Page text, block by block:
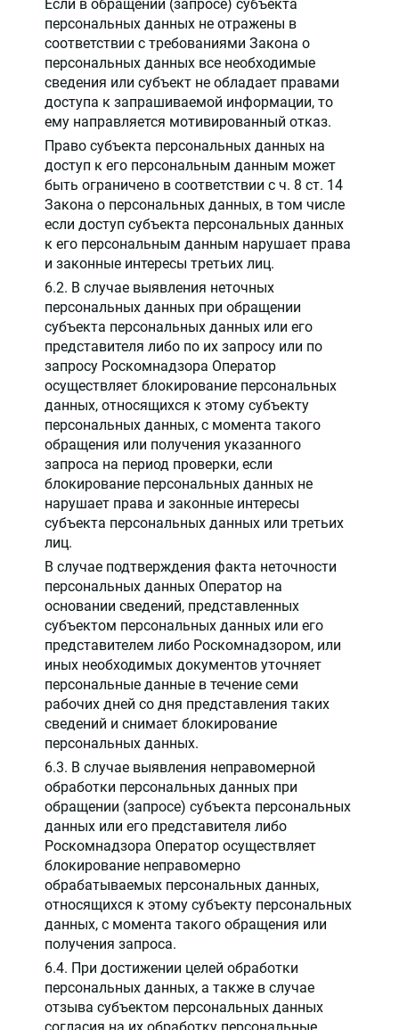
Если в обращении (запросе) субъекта
персональных данных не отражены в
соответствии с требованиями Закона о
персональных данных все необходимые
сведения или субъект не обладает правами
доступа к запрашиваемой информации, то
ему направляется мотивированный отказ.
Право субъекта персональных данных на
доступ к его персональным данным может
быть ограничено в соответствии с ч. 8 ст. 14
Закона о персональных данных, в том числе
если доступ субъекта персональных данных
к его персональным данным нарушает права
и законные интересы третьих лиц.
6.2. В случае выявления неточных
персональных данных при обращении
субъекта персональных данных или его
представителя либо по их запросу или по
запросу Роскомнадзора Оператор
осуществляет блокирование персональных
данных, относящихся к этому субъекту
персональных данных, с момента такого
обращения или получения указанного
запроса на период проверки, если
блокирование персональных данных не
нарушает права и законные интересы
субъекта персональных данных или третьих
лиц.
В случае подтверждения факта неточности
персональных данных Оператор на
основании сведений, представленных
субъектом персональных данных или его
представителем либо Роскомнадзором, или
иных необходимых документов уточняет
персональные данные в течение семи
рабочих дней со дня представления таких
сведений и снимает блокирование
персональных данных.
6.3. В случае выявления неправомерной
обработки персональных данных при
обращении (запросе) субъекта персональных
данных или его представителя либо
Роскомнадзора Оператор осуществляет
блокирование неправомерно
обрабатываемых персональных данных,
относящихся к этому субъекту персональных
данных, с момента такого обращения или
получения запроса.
6.4. При достижении целей обработки
персональных данных, а также в случае
отзыва субъектом персональных данных